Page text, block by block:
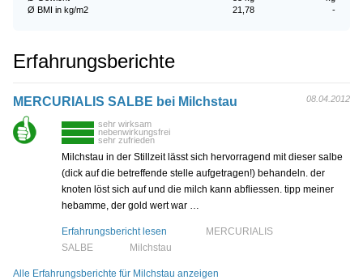
Ø BMI in kg/m2
-
21,78
Erfahrungsberichte
MERCURIALIS SALBE bei Milchstau 08.04.2012
sehr wirksam
nebenwirkungsfrei
sehr zufrieden
Milchstau in der Stillzeit lässt sich hervorragend mit dieser salbe
(dick auf die betreffende stelle aufgetragen!) behandeln. der
knoten löst sich auf und die milch kann abfliessen. tipp meiner
hebamme, der gold wert war …
Erfahrungsbericht lesen
MERCURIALIS
SALBE
Milchstau
Alle Erfahrungsberichte für Milchstau anzeigen